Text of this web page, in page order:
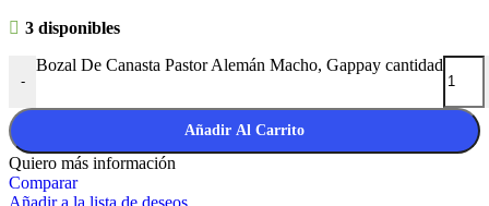
3 disponibles
-
Bozal De Canasta Pastor Alemán Macho, Gappay cantidad
Añadir Al Carrito
Quiero más información
Comparar
Añadir a la lista de deseos